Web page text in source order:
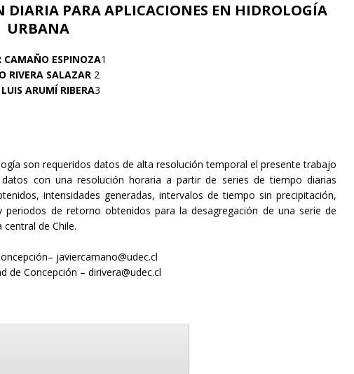
DIARIA PARA APLICACIONES EN HIDROLOGÍA
URBANA
CAMAÑO ESPINOZA1
RIVERA SALAZAR 2
LUIS ARUMÍ RIBERA3
son requeridos datos de alta resolución temporal el presente trabajo
con una resolución horaria a partir de series de tiempo diarias
intensidades generadas, intervalos de tiempo sin precipitación,
de retorno obtenidos para la desagregación de una serie de
de Chile.
javiercamano@udec.cl
de Concepción – dirivera@udec.cl